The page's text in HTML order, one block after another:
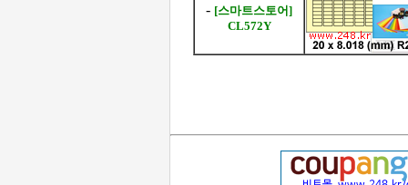
- [스마트스토어]
CL572Y